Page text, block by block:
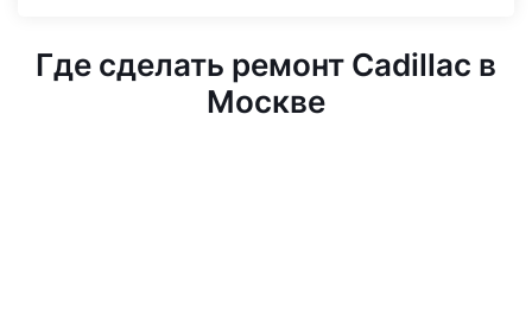
Где сделать ремонт Cadillac в
Москве